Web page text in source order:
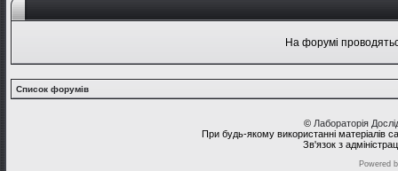
На форумі
Список форумів
© Лабораторія
При будь-якому використанні матеріалів
Зв'язок з
Powered